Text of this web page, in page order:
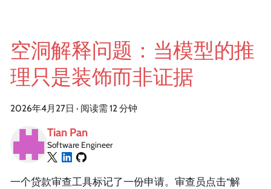
空洞解释问题：当模型的推
理只是装饰而非证据
2026年4月27日 · 阅读需 12 分钟
Tian Pan
Software Engineer
一个贷款审查工具标记了一份申请。审查员点击“解